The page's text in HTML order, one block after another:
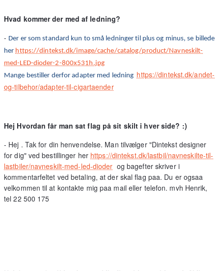
Hvad kommer der med af ledning?
- Der er som standard kun to små ledninger til plus og minus, se billede
her https://dintekst.dk/image/cache/catalog/product/Navneskilt-
med-LED-dioder-2-800x531h.jpg
Mange bestiller derfor adapter med ledninghttps://dintekst.dk/andet-
og-tilbehor/adapter-til-cigartaender
Hej Hvordan får man sat flag på sit skilt i hver side? :)
- Hej . Tak for din henvendelse. Man tilvælger "Dintekst designer
for dig" ved bestillinger her https://dintekst.dk/lastbil/navneskilte-til-
lastbiler/navneskilt-med-led-dioder og bagefter skriver i
kommentarfeltet ved betaling, at der skal flag paa. Du er ogsaa
velkommen til at kontakte mig paa mail eller telefon. mvh Henrik,
tel 22 500 175